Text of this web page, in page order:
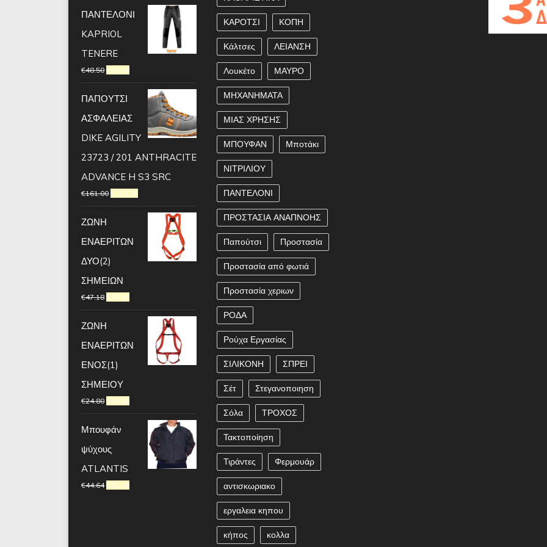
ΠΑΝΤΕΛΟΝΙ
KAPRIOL
TENERE
€48.50 €39.50
ΠΑΠΟΥΤΣΙ
ΑΣΦΑΛΕΙΑΣ
DIKE AGILITY
23723 / 201 ANTHRACITE
ADVANCE H S3 SRC
€161.00 €115.00
ΖΩΝΗ
ΕΝΑΕΡΙΤΩΝ
ΔΥΟ(2)
ΣΗΜΕΙΩΝ
€47.18 €33.50
ΖΩΝΗ
ΕΝΑΕΡΙΤΩΝ
ΕΝΟΣ(1)
ΣΗΜΕΙΟΥ
€24.80 €18.50
Μπουφάν
ψύχους
ATLANTIS
€44.64 €32.00
ΚΑΡΟΤΣΙ ΚΟΠΗ
Κάλτσες ΛΕΙΑΝΣΗ
Λουκέτο ΜΑΥΡΟ
ΜΗΧΑΝΗΜΑΤΑ
ΜΙΑΣ ΧΡΗΣΗΣ
ΜΠΟΥΦΑΝ Μποτάκι
ΝΙΤΡΙΛΙΟΥ
ΠΑΝΤΕΛΟΝΙ
ΠΡΟΣΤΑΣΙΑ ΑΝΑΠΝΟΗΣ
Παπούτσι Προστασία
Προστασία από φωτιά
Προστασία χεριων
ΡΟΔΑ
Ρούχα Εργασίας
ΣΙΛΙΚΟΝΗ ΣΠΡΕΙ
Σέτ Στεγανοποιηση
Σόλα ΤΡΟΧΟΣ
Τακτοποίηση
Τιράντες Φερμουάρ
αντισκωριακο
εργαλεια κηπου
κήπος κολλα